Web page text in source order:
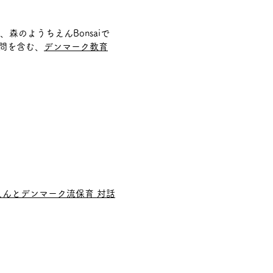
森のようちえんBonsaiで
を含む、
デンマーク教育
んとデンマーク流保育 対話